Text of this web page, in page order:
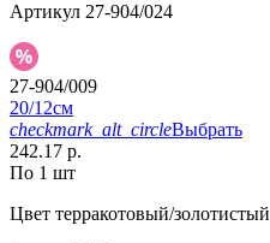
Артикул 27-904/024
27-904/009
20/12см
checkmark_alt_circleВыбрать
242.17 р.
По 1 шт
Цвет терракотовый/золотистый